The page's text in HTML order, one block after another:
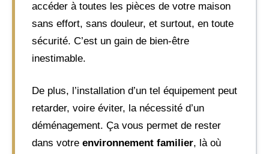
accéder à toutes les pièces de votre maison
sans effort, sans douleur, et surtout, en toute
sécurité. C’est un gain de bien-être
inestimable.
De plus, l’installation d’un tel équipement peut
retarder, voire éviter, la nécessité d’un
déménagement. Ça vous permet de rester
dans votre environnement familier, là où